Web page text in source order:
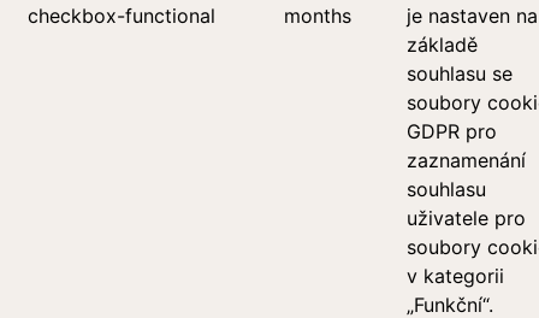
checkbox-functional
months
je nastaven na
základě
souhlasu se
soubory
GDPR pro
zaznamenání
souhlasu
uživatele pro
soubory
v kategorii
„Funkční“.